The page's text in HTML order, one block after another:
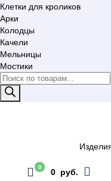
Клетки для кроликов
Арки
Колодцы
Качели
Мельницы
Мостики
Поиск
товаров
0
0 руб.